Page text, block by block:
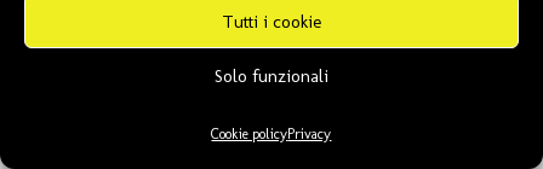
Tutti i cookie
Solo funzionali
Cookie policyPrivacy
Volkswagen